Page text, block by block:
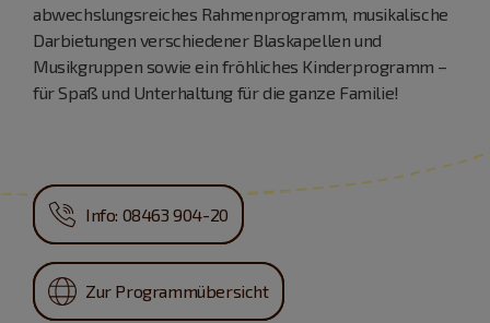
abwechslungsreiches Rahmenprogramm, musikalische
Darbietungen verschiedener Blaskapellen und
Musikgruppen sowie ein fröhliches Kinderprogramm –
für Spaß und Unterhaltung für die ganze Familie!
Info: 08463 904-20
Zur Programmübersicht